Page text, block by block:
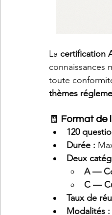
La certification
connaissances
toute
thèmes
🧾 Format de
120
Durée :
Deux
A —
C —
Taux de
Modalités :